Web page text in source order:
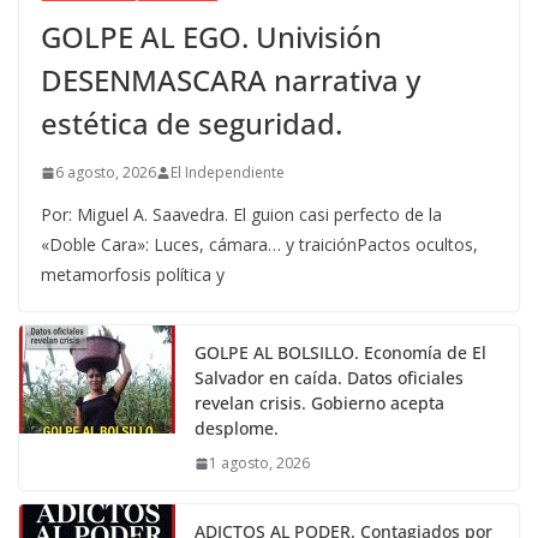
GOLPE AL EGO. Univisión
DESENMASCARA narrativa y
estética de seguridad.
6 agosto, 2026 El Independiente
Por: Miguel A. Saavedra. El guion casi perfecto de la
«Doble Cara»: Luces, cámara… y traiciónPactos ocultos,
metamorfosis política y
GOLPE AL BOLSILLO. Economía de El
Salvador en caída. Datos oficiales
revelan crisis. Gobierno acepta
desplome.
1 agosto, 2026
ADICTOS AL PODER. Contagiados por